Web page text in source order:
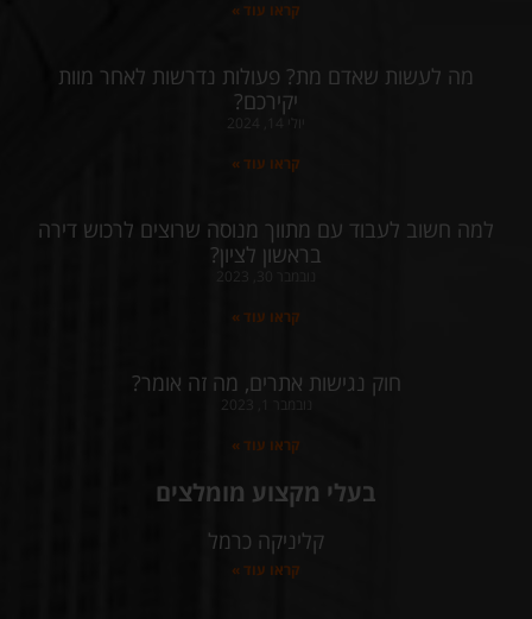
קראו עוד »
מה לעשות שאדם מת? פעולות נדרשות לאחר מוות
יקירכם?
קראו עוד »
למה חשוב לעבוד עם מתווך מנוסה שרוצים לרכוש דירה
בראשון לציון?
קראו עוד »
חוק נגישות אתרים, מה זה אומר?
קראו עוד »
בעלי מקצוע מומלצים
קליניקה כרמל
קראו עוד »